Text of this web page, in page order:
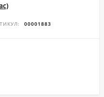
00001883